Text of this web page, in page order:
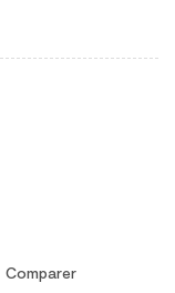
Comparer